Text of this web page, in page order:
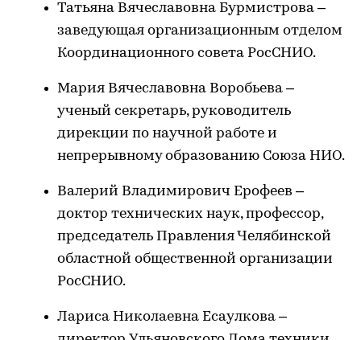
Татьяна Вячеславовна Бурмистрова –
заведующая организационным отделом
Координационного совета РосСНИО.
Мария Вячеславовна Воробьева –
ученый секретарь, руководитель
дирекции по научной работе и
непрерывному образованию Союза НИО.
Валерий Владимирович Ерофеев –
доктор технических наук, профессор,
председатель Правления Челябинской
областной общественной организации
РосСНИО.
Лариса Николаевна Есаулкова –